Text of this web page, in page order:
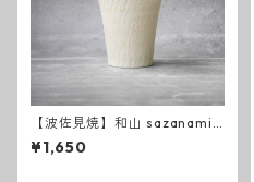
【波佐見焼】和山 sazanami
反コップ
¥1,650